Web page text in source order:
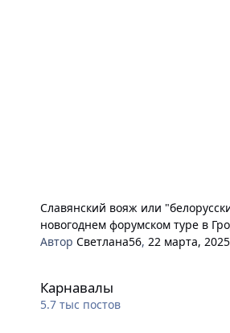
Славянский вояж или
новогоднем форумском туре в
АвторСветлана56, 22 марта, 2025
Карнавалы
5.7 тыс постов